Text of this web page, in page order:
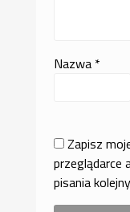
Nazwa *
Zapisz
przeglądarce
pisania